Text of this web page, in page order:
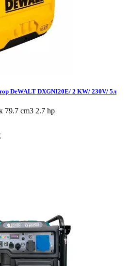
DeWALT DXGNI20E/ 2 KW/ 230V/ 5л
79.7 cm3 2.7 hp